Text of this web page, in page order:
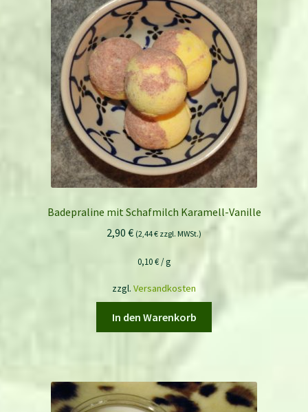
Badepraline mit Schafmilch Karamell-Vanille
2,90 € (2,44€ zzgl. MWSt.)
0,10€ /g
zzgl. Versandkosten
In den Warenkorb